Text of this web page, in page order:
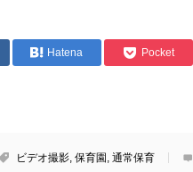
Hatena Pocket
ビデオ撮影, 保育園 , 通常保育